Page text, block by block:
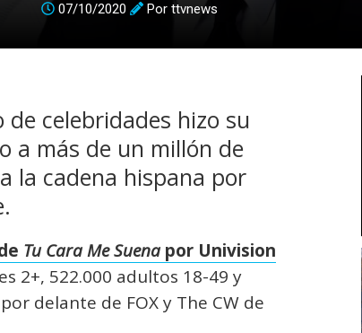
07/10/2020 Por ttvnews
celebridades hizo su
a más de un millón de
la cadena hispana por
Tu Cara Me Suenapor Univision
2+, 522.000 adultos 18-49 y
delante de FOX y The CW de